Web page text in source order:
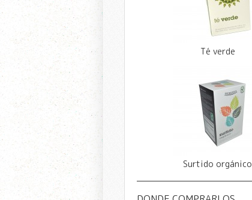
Té verde
Surtido orgánico